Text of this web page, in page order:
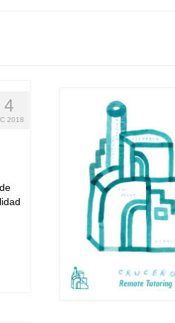
4
2018